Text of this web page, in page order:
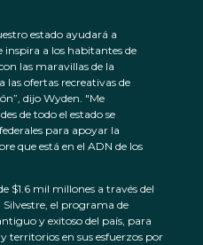
estado ayudará a
inspira a los habitantes de
las maravillas de la
ofertas recreativas de
dijo Wyden. "Me
de todo el estado se
para apoyar la
que está en el ADN de los
$1.6 mil millones a través del
el programa de
y exitoso del país, para
territorios en sus esfuerzos por